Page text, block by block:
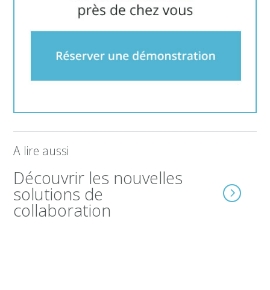
A lire aussi
Découvrir les nouvelles
solutions de
collaboration